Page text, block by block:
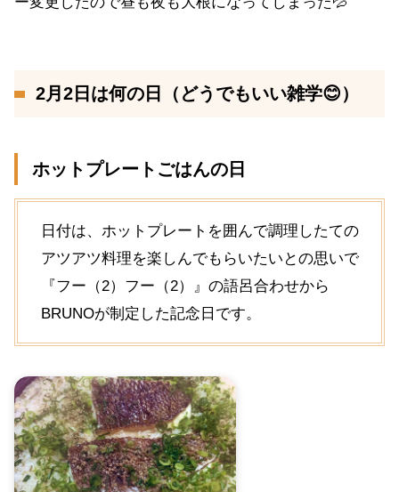
2月2日は何の日（どうでもいい雑学😊）
ホットプレートごはんの日
日付は、ホットプレートを囲んで調理したての
アツアツ料理を楽しんでもらいたいとの思いで
『フー（2）フー（2）』の語呂合わせから
BRUNOが制定した記念日です。